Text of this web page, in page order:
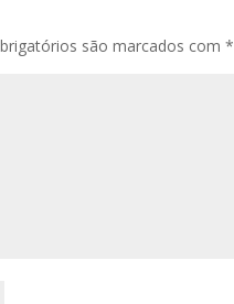
são marcados com*